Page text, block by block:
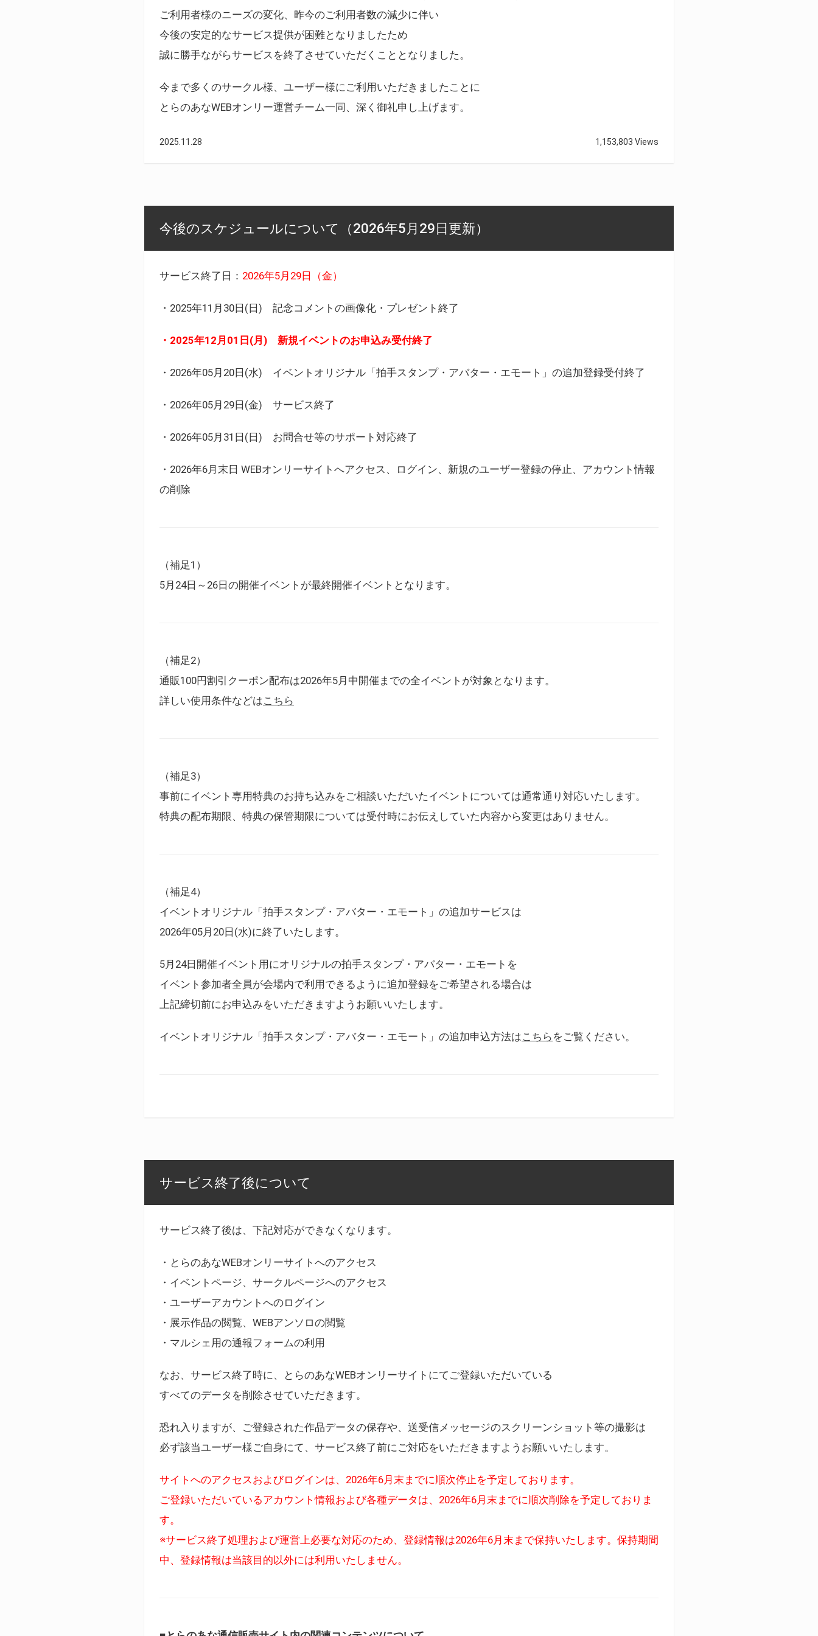
ご利用者様のニーズの変化、昨今のご利用者数の減少に伴い
今後の安定的なサービス提供が困難となりましたため
誠に勝手ながらサービスを終了させていただくこととなりました。
今まで多くのサークル様、ユーザー様にご利用いただきましたことに
とらのあなWEBオンリー運営チーム一同、深く御礼申し上げます。
2025.11.28 1,153,803 Views
今後のスケジュールについて（2026年5月29日更新）
サービス終了日： 2026年5月29日（金）
・2025年11月30日(日) 記念コメントの画像化・プレゼント終了
・2025年12月01日(月) 新規イベントのお申込み受付終了
・2026年05月20日(水) イベントオリジナル「拍手スタンプ・アバター・エモート」の追加登録受付終了
・2026年05月29日(金) サービス終了
・2026年05月31日(日) お問合せ等のサポート対応終了
・2026年6月末日 WEBオンリーサイトへアクセス、ログイン、新規のユーザー登録の停止、アカウント情報
の削除
（補足1）
5月24日～26日の開催イベントが最終開催イベントとなります。
（補足2）
通販100円割引クーポン配布は2026年5月中開催までの全イベントが対象となります。
詳しい使用条件などはこちら
（補足3）
事前にイベント専用特典のお持ち込みをご相談いただいたイベントについては通常通り対応いたします。
特典の配布期限、特典の保管期限については受付時にお伝えしていた内容から変更はありません。
（補足4）
イベントオリジナル「拍手スタンプ・アバター・エモート」の追加サービスは
2026年05月20日(水)に終了いたします。
5月24日開催イベント用にオリジナルの拍手スタンプ・アバター・エモートを
イベント参加者全員が会場内で利用できるように追加登録をご希望される場合は
上記締切前にお申込みをいただきますようお願いいたします。
イベントオリジナル「拍手スタンプ・アバター・エモート」の追加申込方法はこちら をご覧ください。
サービス終了後について
サービス終了後は、下記対応ができなくなります。
・とらのあなWEBオンリーサイトへのアクセス
・イベントページ、サークルページへのアクセス
・ユーザーアカウントへのログイン
・展示作品の閲覧、WEBアンソロの閲覧
・マルシェ用の通報フォームの利用
なお、サービス終了時に、とらのあなWEBオンリーサイトにてご登録いただいている
すべてのデータを削除させていただきます。
恐れ入りますが、ご登録された作品データの保存や、送受信メッセージのスクリーンショット等の撮影は
必ず該当ユーザー様ご自身にて、サービス終了前にご対応をいただきますようお願いいたします。
サイトへのアクセスおよびログインは、2026年6月末までに順次停止を予定しております。
ご登録いただいているアカウント情報および各種データは、2026年6月末までに順次削除を予定しておりま
す。
※サービス終了処理および運営上必要な対応のため、登録情報は2026年6月末まで保持いたします。保持期間
中、登録情報は当該目的以外には利用いたしません。